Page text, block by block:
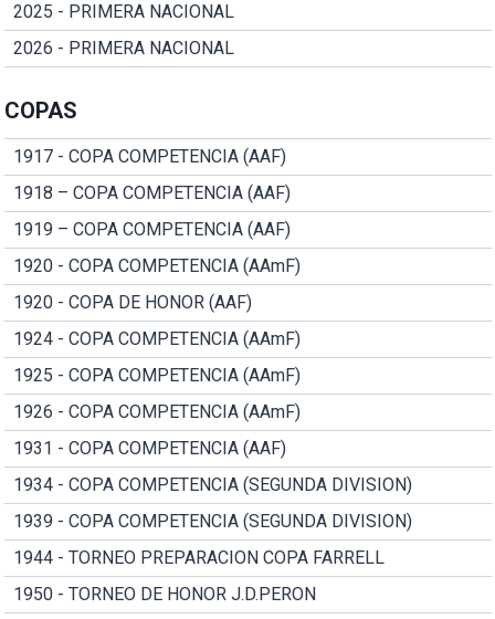
2025 - PRIMERA NACIONAL
2026 - PRIMERA NACIONAL
COPAS
1917 - COPA COMPETENCIA (AAF)
1918 – COPA COMPETENCIA (AAF)
1919 – COPA COMPETENCIA (AAF)
1920 - COPA COMPETENCIA (AAmF)
1920 - COPA DE HONOR (AAF)
1924 - COPA COMPETENCIA (AAmF)
1925 - COPA COMPETENCIA (AAmF)
1926 - COPA COMPETENCIA (AAmF)
1931 - COPA COMPETENCIA (AAF)
1934 - COPA COMPETENCIA (SEGUNDA DIVISION)
1939 - COPA COMPETENCIA (SEGUNDA DIVISION)
1944 - TORNEO PREPARACION COPA FARRELL
1950 - TORNEO DE HONOR J.D.PERON